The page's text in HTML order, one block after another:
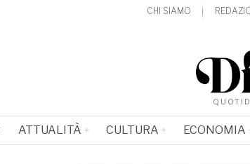
CHI SIAMO
ATTUALITÀ CULTURA ECONOMIA